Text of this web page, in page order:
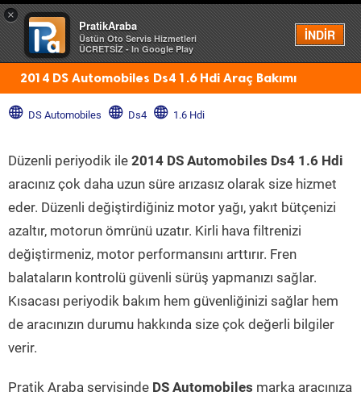
×
PratikAraba
Üstün Oto Servis Hizmetleri
ÜCRETSİZ - In Google Play
İNDİR
Menü
2014 DS Automobiles Ds4 1.6 Hdi Araç Bakımı
DS Automobiles Ds4 1.6 Hdi
Düzenli periyodik ile 2014 DS Automobiles Ds4 1.6 Hdi
aracınız çok daha uzun süre arızasız olarak size hizmet
eder. Düzenli değiştirdiğiniz motor yağı, yakıt bütçenizi
azaltır, motorun ömrünü uzatır. Kirli hava filtrenizi
değiştirmeniz, motor performansını arttırır. Fren
balataların kontrolü güvenli sürüş yapmanızı sağlar.
Kısacası periyodik bakım hem güvenliğinizi sağlar hem
de aracınızın durumu hakkında size çok değerli bilgiler
verir.
Pratik Araba servisinde DS Automobiles marka aracınıza